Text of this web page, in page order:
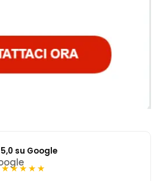
5,0 su Google
★★★★★